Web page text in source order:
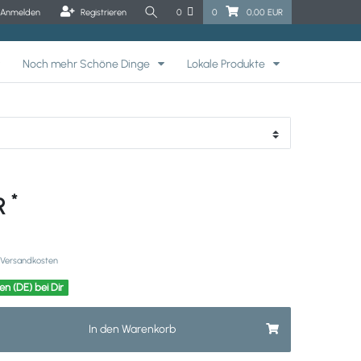
Anmelden Registrieren 0 0 0,00 EUR
Noch mehr Schöne Dinge Lokale Produkte
*
Versandkosten
(DE) bei Dir
In den Warenkorb